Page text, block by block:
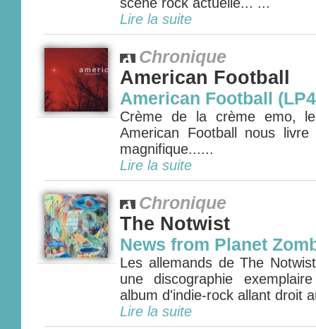
Lire la suite
Chronique
American Football
American Football
Crème de la crème emo,
American Football nous
magnifique......
Lire la suite
Chronique
The Notwist
News from Planet
Les allemands de The
une discographie
album d'indie-rock allant droit
Lire la suite